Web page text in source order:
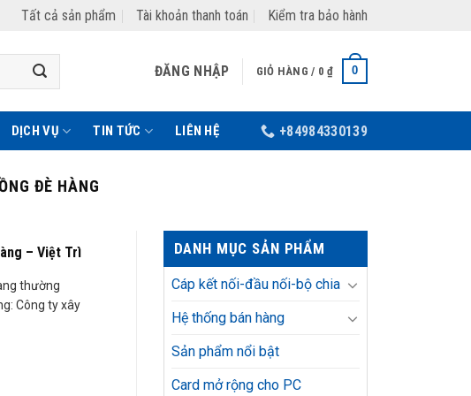
Tất cả sản phẩm Tài khoản thanh toán Kiểm tra bảo hành
ĐĂNG NHẬP GIỎ HÀNG / 0₫ 0
DỊCH VỤ TIN TỨC LIÊN HỆ +84984330139
ĐÈ HÀNG
– Việt Trì
thường
Công ty xây
DANH MỤC SẢN PHẨM
Cáp kết nối-đầu nối-bộ chia
Hệ thống bán hàng
Sản phẩm nổi bật
Card mở rộng cho PC